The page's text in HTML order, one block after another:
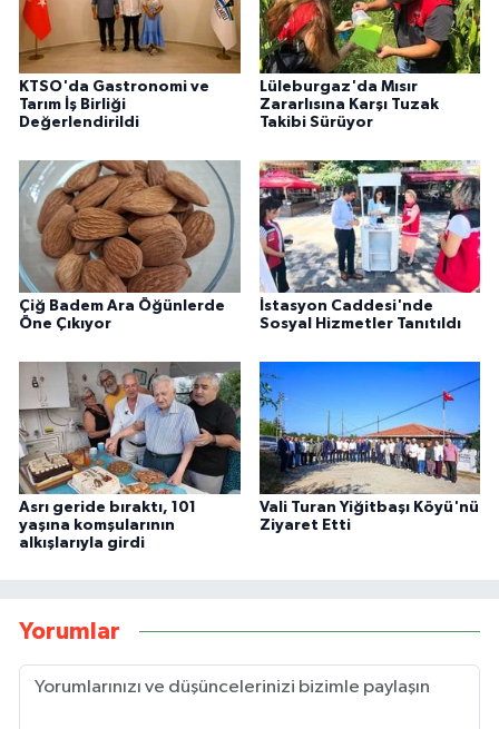
KTSO'da Gastronomi ve
Tarım İş Birliği
Değerlendirildi
Lüleburgaz'da Mısır
Zararlısına Karşı Tuzak
Takibi Sürüyor
Çiğ Badem Ara Öğünlerde
Öne Çıkıyor
İstasyon Caddesi'nde
Sosyal Hizmetler Tanıtıldı
Asrı geride bıraktı, 101
yaşına komşularının
alkışlarıyla girdi
Vali Turan Yiğitbaşı Köyü'nü
Ziyaret Etti
Yorumlar